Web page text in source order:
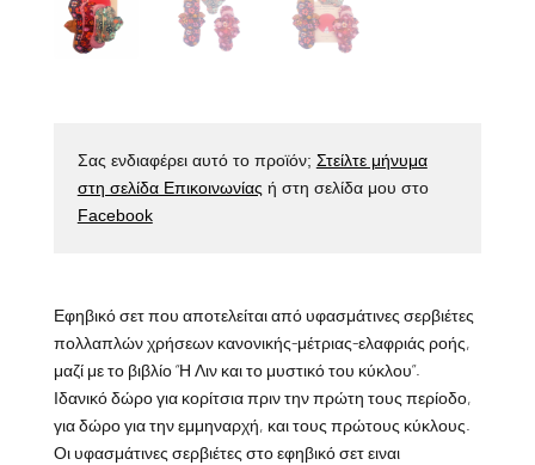
Σας ενδιαφέρει αυτό το προϊόν; Στείλτε μήνυμα
στη σελίδα Επικοινωνίας ή στη σελίδα μου στο
Facebook
Εφηβικό σετ που αποτελείται από υφασμάτινες σερβιέτες
πολλαπλών χρήσεων κανονικής-μέτριας-ελαφριάς ροής,
μαζί με το βιβλίο “Η Λιν και το μυστικό του κύκλου”.
Ιδανικό δώρο για κορίτσια πριν την πρώτη τους περίοδο,
για δώρο για την εμμηναρχή, και τους πρώτους κύκλους.
Οι υφασμάτινες σερβιέτες στο εφηβικό σετ ειναι